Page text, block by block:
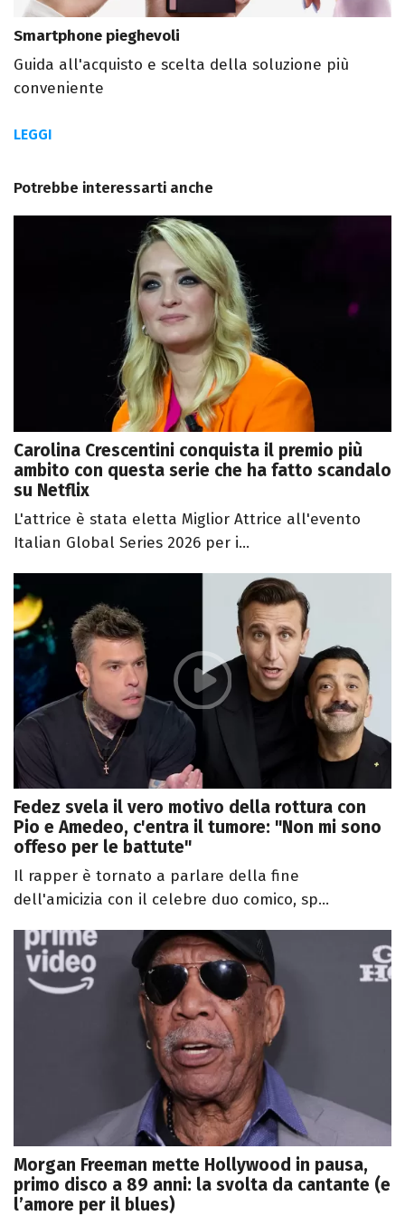
Smartphone pieghevoli
Guida all'acquisto e scelta della soluzione più
conveniente
LEGGI
Potrebbe interessarti anche
Carolina Crescentini conquista il premio più
ambito con questa serie che ha fatto scandalo
su Netflix
L'attrice è stata eletta Miglior Attrice all'evento
Italian Global Series 2026 per i...
Fedez svela il vero motivo della rottura con
Pio e Amedeo, c'entra il tumore: "Non mi sono
offeso per le battute"
Il rapper è tornato a parlare della fine
dell'amicizia con il celebre duo comico, sp...
Morgan Freeman mette Hollywood in pausa,
primo disco a 89 anni: la svolta da cantante (e
l’amore per il blues)